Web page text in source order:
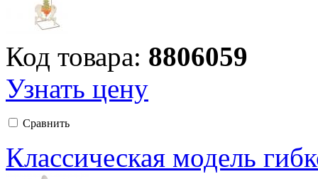
Код товара: 8806059
Узнать цену
Сравнить
Классическая модель